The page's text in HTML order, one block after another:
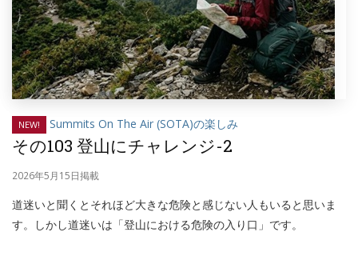
NEW! Summits On The Air (SOTA)の楽しみ
その103 登山にチャレンジ-2
2026年5月15日掲載
道迷いと聞くとそれほど大きな危険と感じない人もいると思いま
す。しかし道迷いは「登山における危険の入り口」です。